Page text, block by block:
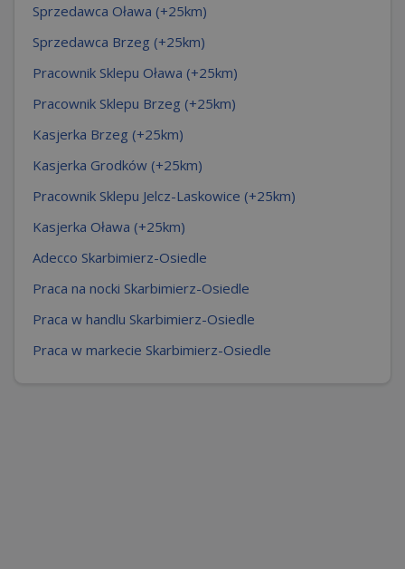
Sprzedawca Oława (+25km)
Sprzedawca Brzeg (+25km)
Pracownik Sklepu Oława (+25km)
Pracownik Sklepu Brzeg (+25km)
Kasjerka Brzeg (+25km)
Kasjerka Grodków (+25km)
Pracownik Sklepu Jelcz-Laskowice (+25km)
Kasjerka Oława (+25km)
Adecco Skarbimierz-Osiedle
Praca na nocki Skarbimierz-Osiedle
Praca w handlu Skarbimierz-Osiedle
Praca w markecie Skarbimierz-Osiedle